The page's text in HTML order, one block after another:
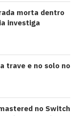
morta dentro
investiga
trave e no solo no
no Switch